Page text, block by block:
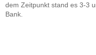
dem Zeitpunkt stand es 3-3
Bank.